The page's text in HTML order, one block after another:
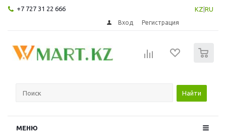
+7 727 31 22 666 KZ RU
Вход Регистрация
Найти
МЕНЮ